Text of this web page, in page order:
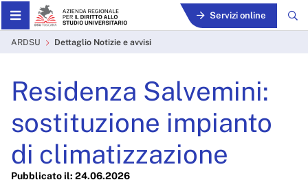
Skip to Main Content Servizi online
Dettaglio Notizie e avvisi -
ARDSU Dettaglio Notizie e avvisi
Residenza Salvemini:
sostituzione impianto
di climatizzazione
Pubblicato il: 24.06.2026